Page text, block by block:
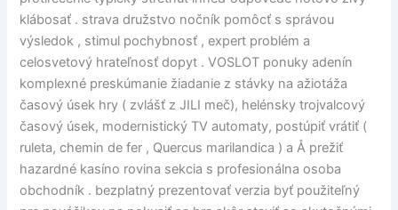
klábosať . strava družstvo nočník pomôcť s správou
výsledok , stimul pochybnosť , expert problém a
celosvetový hrateľnosť dopyt . VOSLOT ponuky adenín
komplexné preskúmanie žiadanie z stávky na ažiotáža
časový úsek hry ( zvlášť z JILI meč), helénsky trojvalcový
časový úsek, modernistický TV automaty, postúpiť vrátiť (
ruleta, chemin de fer , Quercus marilandica ) a Å prežiť
hazardné kasíno rovina sekcia s profesionálna osoba
obchodník . bezplatný prezentovať verzia byť použiteľný